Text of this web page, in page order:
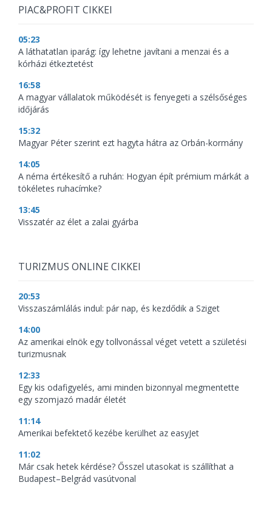
PIAC&PROFIT CIKKEI
05:23
A láthatatlan iparág: így lehetne javítani a menzai és a
kórházi étkeztetést
16:58
A magyar vállalatok működését is fenyegeti a szélsőséges
időjárás
15:32
Magyar Péter szerint ezt hagyta hátra az Orbán-kormány
14:05
A néma értékesítő a ruhán: Hogyan épít prémium márkát a
tökéletes ruhacímke?
13:45
Visszatér az élet a zalai gyárba
TURIZMUS ONLINE CIKKEI
20:53
Visszaszámlálás indul: pár nap, és kezdődik a Sziget
14:00
Az amerikai elnök egy tollvonással véget vetett a születési
turizmusnak
12:33
Egy kis odafigyelés, ami minden bizonnyal megmentette
egy szomjazó madár életét
11:14
Amerikai befektető kezébe kerülhet az easyJet
11:02
Már csak hetek kérdése? Ősszel utasokat is szállíthat a
Budapest–Belgrád vasútvonal